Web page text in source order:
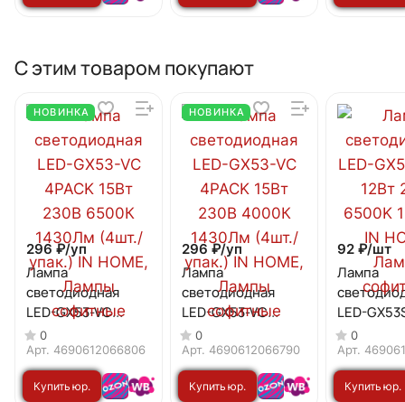
С этим товаром покупают
НОВИНКА
296 ₽/уп
Лампа
светодиодная
LED-GX53-VC
4PACK 15Вт 230В
6500К 1430Лм
(4шт./упак.) IN
HOME
0
Арт. 4690612066806
Купить юр.
НОВИНКА
296 ₽/уп
Лампа
светодиодная
LED-GX53-VC
4PACK 15Вт 230В
4000К 1430Лм
(4шт./упак.) IN
HOME
0
Арт. 4690612066790
Купить юр.
92 ₽/шт
Лампа
LED-
12Вт 230В
1200Лм IN
0
Арт.
Купить юр.